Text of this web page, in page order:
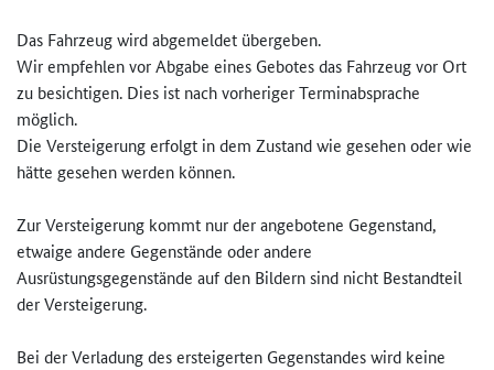
Das Fahrzeug wird abgemeldet übergeben.
Wir empfehlen vor Abgabe eines Gebotes das Fahrzeug vor Ort
zu besichtigen. Dies ist nach vorheriger Terminabsprache
möglich.
Die Versteigerung erfolgt in dem Zustand wie gesehen oder wie
hätte gesehen werden können.
Zur Versteigerung kommt nur der angebotene Gegenstand,
etwaige andere Gegenstände oder andere
Ausrüstungsgegenstände auf den Bildern sind nicht Bestandteil
der Versteigerung.
Bei der Verladung des ersteigerten Gegenstandes wird keine